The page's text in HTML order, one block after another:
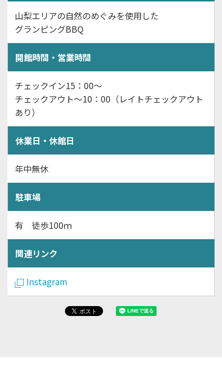
山梨エリアの自然のめぐみを使用した
グランピングBBQ
開館時間・営業時間
チェックイン15：00～
チェックアウト～10：00（レイトチェックアウト
あり）
休業日・休館日
年中無休
駐車場
有 徒歩100ｍ
関連リンク
Instagram